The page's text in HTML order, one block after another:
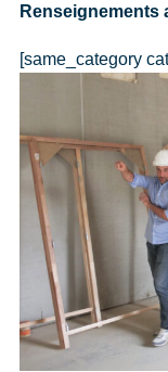
Renseignements
[same_category